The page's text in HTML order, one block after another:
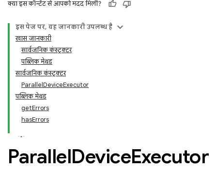
क्या इस कॉन्टेंट से आपको मदद मिली?
इस पेज पर, यह जानकारी उपलब्ध है
खास जानकारी
सार्वजनिक कंस्ट्रक्टर
पब्लिक मेथड
सार्वजनिक कंस्ट्रक्टर
ParallelDeviceExecutor
पब्लिक मेथड
getErrors
hasErrors
ParallelDeviceExecutor